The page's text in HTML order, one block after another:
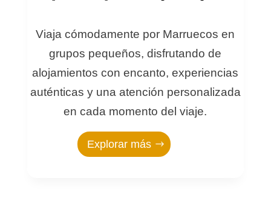
Viaja cómodamente por Marruecos en
grupos pequeños, disfrutando de
alojamientos con encanto, experiencias
auténticas y una atención personalizada
en cada momento del viaje.
Explorar más